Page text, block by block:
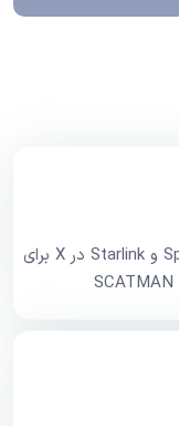
هک حساب‌های SpaceXAI و Starlink در X برای